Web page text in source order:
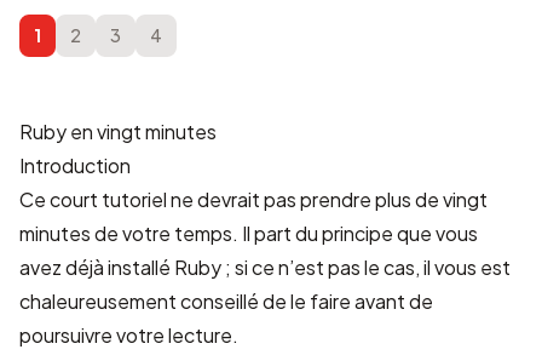
1 2 3 4
Ruby en vingt minutes
Introduction
Ce court tutoriel ne devrait pas prendre plus de vingt
minutes de votre temps. Il part du principe que vous
avez déjà installé Ruby ; si ce n’est pas le cas, il vous est
chaleureusement conseillé dele faireavant de
poursuivre votre lecture.